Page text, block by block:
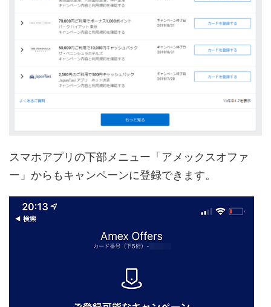
スマホアプリの下部メニュー「アメックスオファ
ー」からもキャンペーンに登録できます。